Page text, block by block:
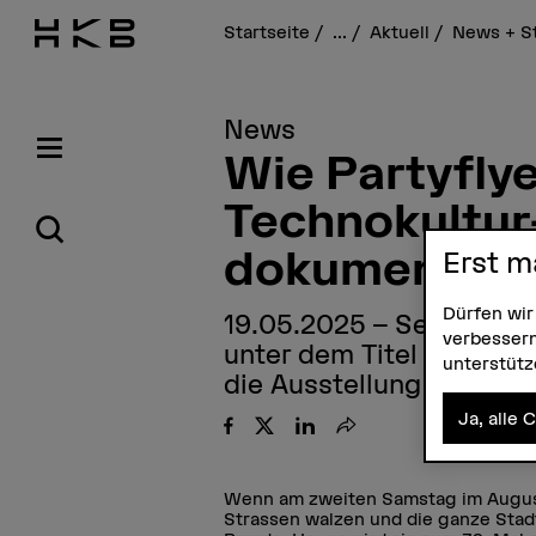
Startseite ... Aktuell News +
News
Wie
19.05.2025
Selina
unter dem Titel «Mehr
die Ausstellung
Teilen
Wenn am zweiten Samstag im
Strassen walzen und die ganze
Erst
Dürfen
Ja, alle